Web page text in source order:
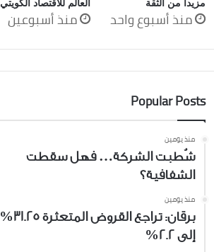
مزيداً من الثقة
منذ أسبوع واحد
العالم للاقتصاد الكويتي
منذ أسبوعين
Popular Posts
منذ يومين
شُطبت الشركة… فهل سقطت
الشفافية؟
منذ يومين
برقان: تراجع القروض المتعثرة 31.25%
إلى 2.2%